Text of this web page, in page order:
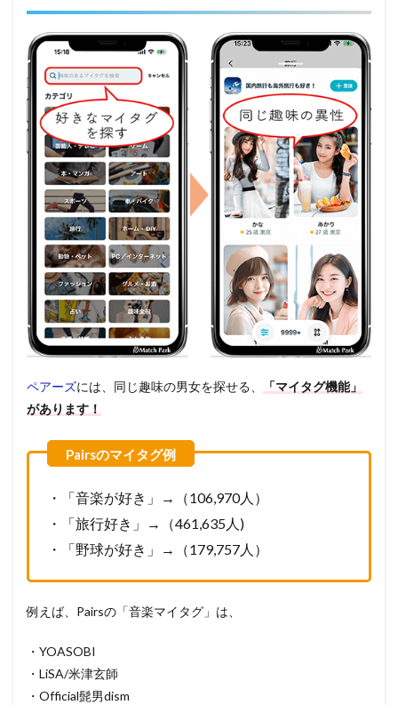
ペアーズには、同じ趣味の男女を探せる、
「マイタグ機能」
があります！
・「音楽が好き」→（106,970人）
・「旅行好き」→（461,635人)
・「野球が好き」→（179,757人）
例えば、Pairsの「音楽マイタグ」は、
・YOASOBI
・LiSA/米津玄師
・Official髭男dism